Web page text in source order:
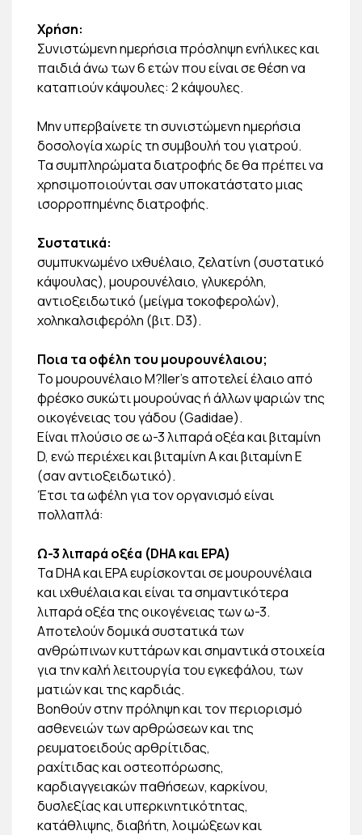
Χρήση:
Συνιστώμενη ημερήσια πρόσληψη ενήλικες και
παιδιά άνω των 6 ετών που είναι σε θέση να
καταπιούν κάψουλες: 2 κάψουλες.
Μην υπερβαίνετε τη συνιστώμενη ημερήσια
δοσολογία χωρίς τη συμβουλή του γιατρού.
Τα συμπληρώματα διατροφής δε θα πρέπει να
χρησιμοποιούνται σαν υποκατάστατο μιας
ισορροπημένης διατροφής.
Συστατικά:
συμπυκνωμένο ιχθυέλαιο, ζελατίνη (συστατικό
κάψουλας), μουρουνέλαιο, γλυκερόλη,
αντιοξειδωτικό (μείγμα τοκοφερολών),
χοληκαλσιφερόλη (βιτ. D3).
Ποια τα οφέλη του μουρουνέλαιου;
Το μουρουνέλαιο M?ller’s αποτελεί έλαιο από
φρέσκο συκώτι μουρούνας ή άλλων ψαριών της
οικογένειας του γάδου (Gadidae).
Είναι πλούσιο σε ω-3 λιπαρά οξέα και βιταμίνη
D, ενώ περιέχει και βιταμίνη Α και βιταμίνη Ε
(σαν αντιοξειδωτικό).
Έτσι τα ωφέλη για τον οργανισμό είναι
πολλαπλά:
Ω-3 λιπαρά οξέα (DHA και EPA)
Τα DHA και EPA ευρίσκονται σε μουρουνέλαια
και ιχθυέλαια και είναι τα σημαντικότερα
λιπαρά οξέα της οικογένειας των ω-3.
Αποτελούν δομικά συστατικά των
ανθρώπινων κυττάρων και σημαντικά στοιχεία
για την καλή λειτουργία του εγκεφάλου, των
ματιών και της καρδιάς.
Βοηθούν στην πρόληψη και τον περιορισμό
ασθενειών των αρθρώσεων και της
ρευματοειδούς αρθρίτιδας,
ραχίτιδας και οστεοπόρωσης,
καρδιαγγειακών παθήσεων, καρκίνου,
δυσλεξίας και υπερκινητικότητας,
κατάθλιψης, διαβήτη, λοιμώξεων και